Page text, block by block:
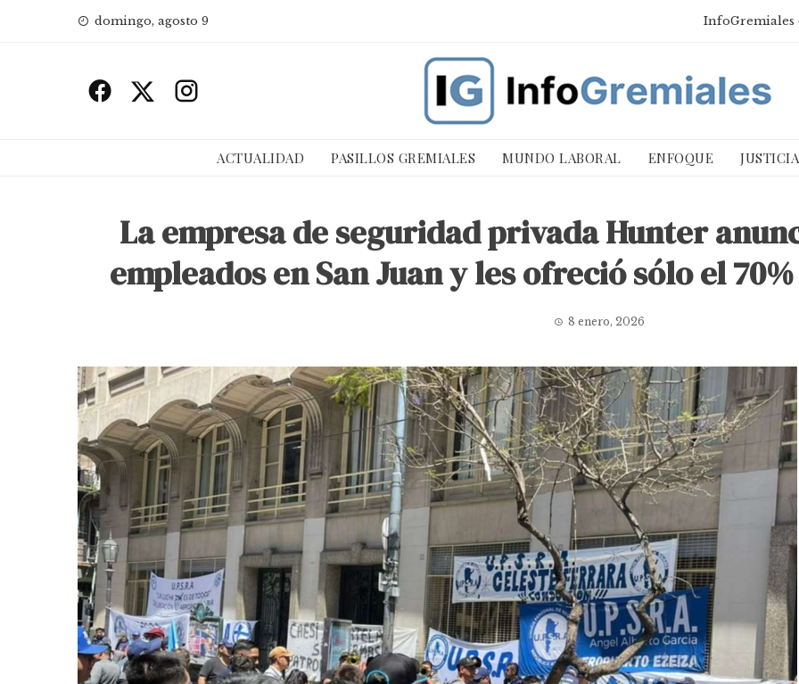
domingo, agosto 9 InfoGremiales
ACTUALIDAD PASILLOS GREMIALES MUNDO LABORAL ENFOQUE
La empresa de seguridad privada Hunter
empleados en San Juan y les ofreció sólo el
8 enero, 2026